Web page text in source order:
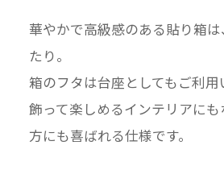
華やかで高級感のある貼り箱
たり。
箱のフタは台座としてもご利用
飾って楽しめるインテリアに
方にも喜ばれる仕様です。